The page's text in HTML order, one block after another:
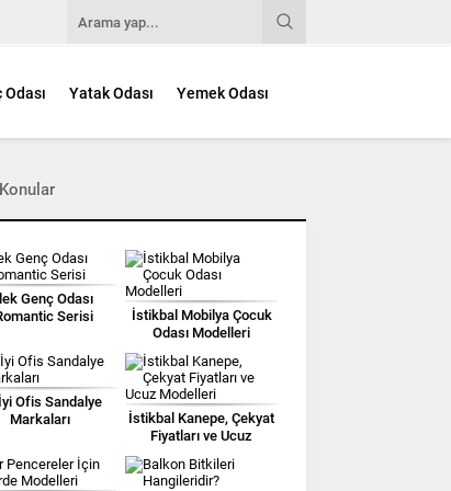
Odası Yatak Odası Yemek Odası
Genç Odası
Serisi
İstikbal Mobilya Çocuk
Odası Modelleri
Ofis Sandalye
Markaları
İstikbal Kanepe, Çekyat
Fiyatları ve Ucuz